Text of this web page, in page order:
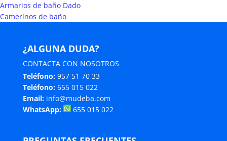
Armarios de baño Dado
Camerinos de baño
¿ALGUNA DUDA?
CONTACTA CON NOSOTROS
Teléfono: 957 51 70 33
Teléfono: 655 015 022
Email: info@mudeba.com
WhatsApp:
655 015 022